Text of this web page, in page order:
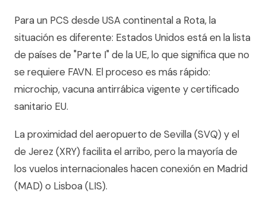
Para un PCS desde USA continental a Rota, la
situación es diferente: Estados Unidos está en la lista
de países de "Parte I" de la UE, lo que significa que no
se requiere FAVN. El proceso es más rápido:
microchip, vacuna antirrábica vigente y certificado
sanitario EU.
La proximidad del aeropuerto de Sevilla (SVQ) y el
de Jerez (XRY) facilita el arribo, pero la mayoría de
los vuelos internacionales hacen conexión en Madrid
(MAD) o Lisboa (LIS).